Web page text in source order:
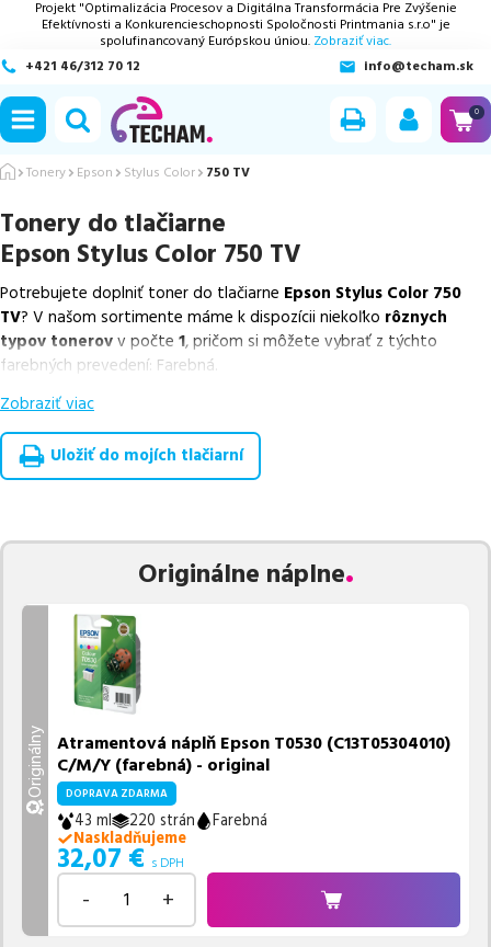
Projekt "Optimalizácia Procesov a Digitálna Transformácia Pre Zvýšenie
Efektívnosti a Konkurencieschopnosti Spoločnosti Printmania s.r.o" je
spolufinancovaný Európskou úniou. Zobraziť viac.
+421 46/312 70 12
info@techam.sk
0
Tonery Epson Stylus Color 750 TV
Tonery do tlačiarne
Epson Stylus Color 750 TV
Potrebujete doplniť toner do tlačiarne Epson Stylus Color 750
TV? V našom sortimente máme k dispozícii niekoľko rôznych
typov tonerovv počte 1, pričom si môžete vybrať z týchto
farebných prevedení: Farebná.
Z uvedeného množstva dostupných náplní
náplnev počte1ks.
Celá táto certifikovaná ponuka, spĺňajúca normy ISO 9001 a 14001,
Vieme, že pri nákupe zohráva dôležitú úlohu aj dostupnosť. Preto
pravidelne naskladňovať produkty, aby boli ihneď k
dispozícii na odoslanie.
ponuke 1 ks tonerov.
Ak si pri výbere nie ste istí, ktoré riešenie je pre vaše potreby
najvhodnejšie, alebo máte akékoľvek ďalšie otázky, môžete sa na
nás kedykoľvek obrátiť e-mailom alebo telefonicky. Sme tu, aby
sme vám pomohli vybrať to najlepšie riešenie.
Zobraziť viac
Uložiť do mojích tlačiarní
Originálne náplne
Originálny Atramentová náplň Epson T0530 (C13T05304010)
C/M/Y (farebná) - original
DOPRAVA ZDARMA
43 ml 220 strán
Farebná
Naskladňujeme
32,07 € s DPH
- +